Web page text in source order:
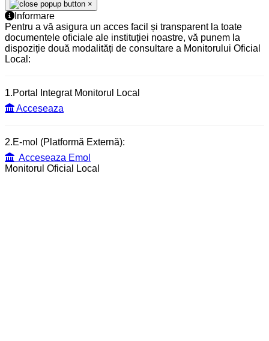
×
Informare
Pentru a vă asigura un acces facil și transparent la toate
documentele oficiale ale instituției noastre, vă punem la
dispoziție două modalități de consultare a Monitorului Oficial
Local:
1.Portal Integrat Monitorul Local
Acceseaza
2.E-mol (Platformă Externă):
Acceseaza Emol
Monitorul Oficial Local